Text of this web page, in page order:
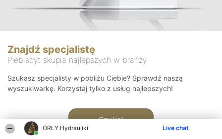
ORŁY Hydrauliki Live chat
Znajdź specjalistę
Plebiscyt skupia najlepszych w branży
Szukasz specjalisty w pobliżu Ciebie? Sprawdź naszą
wyszukiwarkę. Korzystaj tylko z usług najlepszych!
Szukaj